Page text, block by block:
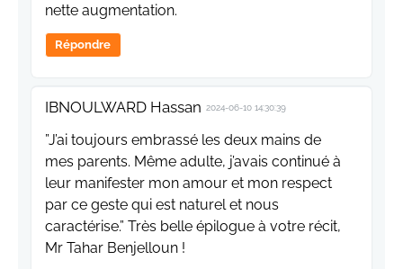
nette augmentation.
Répondre
IBNOULWARD Hassan 2024-06-10 14:30:39
”J’ai toujours embrassé les deux mains de
mes parents. Même adulte, j’avais continué à
leur manifester mon amour et mon respect
par ce geste qui est naturel et nous
caractérise.” Très belle épilogue à votre récit,
Mr Tahar Benjelloun !